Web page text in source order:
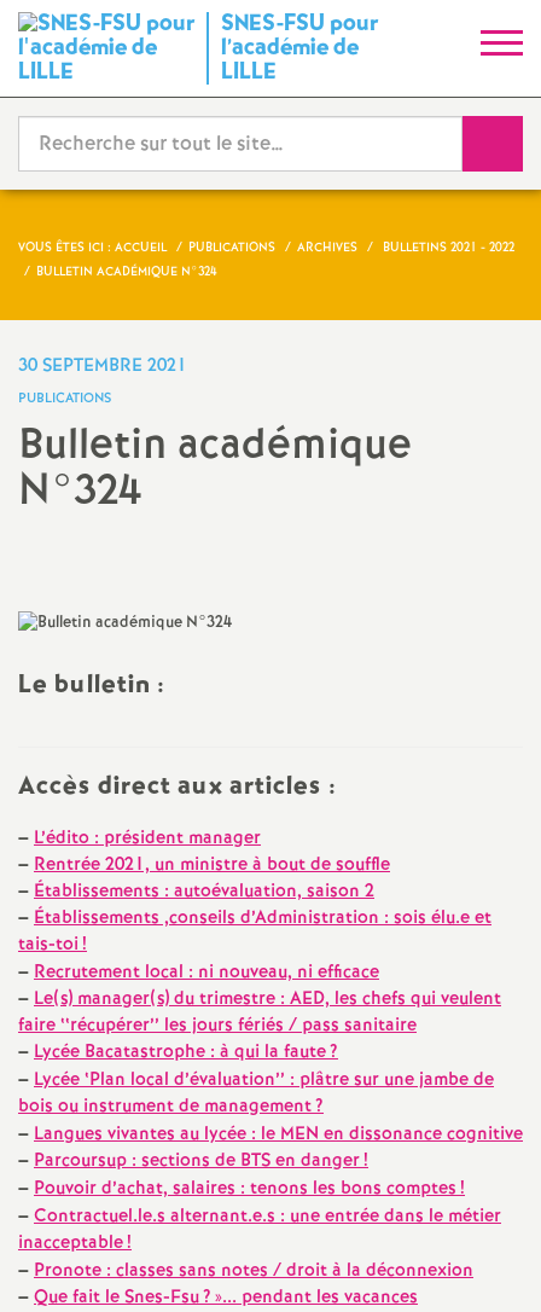
SNES-FSU pour
l’académie de
LILLE
y
n
d
t
n
a
d
e
s
E
n
VOUS ÊTES ICI : ACCUEIL PUBLICATIONS ARCHIVES
BULLETINS 2021 - 2022
BULLETIN ACADÉMIQUE N°324
30 SEPTEMBRE 2021
PUBLICATIONS
Bulletin académique
N°324
Le bulletin :
Accès direct aux articles :
–L’édito : président manager
–Rentrée 2021, un ministre à bout de souffle
–Établissements : autoévaluation, saison 2
–Établissements ,conseils d’Administration : sois élu.e et
tais-toi!
–Recrutement local : ni nouveau, ni efficace
–Le(s) manager(s) du trimestre : AED, les chefs qui veulent
faire ‘‘récupérer’’ les jours fériés / pass sanitaire
–Lycée Bacatastrophe : à qui la faute?
–Lycée ‘Plan local d’évaluation’’ : plâtre sur une jambe de
bois ou instrument de management?
–Langues vivantes au lycée : le MEN en dissonance cognitive
–Parcoursup : sections de BTS en danger!
–Pouvoir d’achat, salaires : tenons les bons comptes!
–Contractuel.le.s alternant.e.s : une entrée dans le métier
inacceptable!
–Pronote : classes sans notes / droit à la déconnexion
–Que fait le Snes-Fsu?»... pendant les vacances